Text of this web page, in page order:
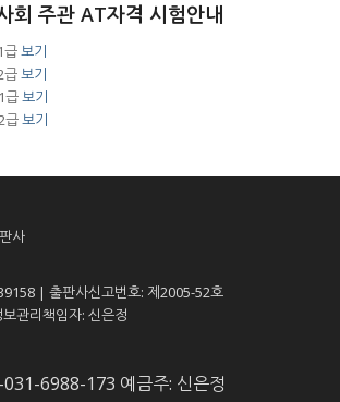
회 주관 AT자격 시험안내
급보기
급보기
급보기
급보기
사
| 출판사신고번호: 제2005-52호
관리책임자: 신은정
6988-173 예금주: 신은정